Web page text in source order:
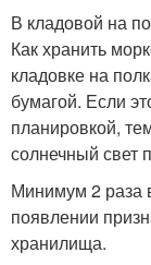
В кладовой на
Как хранить
кладовке на
бумагой. Если
планировкой,
солнечный свет
Минимум 2 раза
появлении
хранилища.